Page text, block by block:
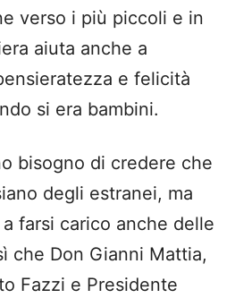
verso i più piccoli e in
aiuta anche a
e felicità
si era bambini.
bisogno di credere che
degli estranei, ma
farsi carico anche delle
che Don Gianni Mattia,
Fazzi e Presidente